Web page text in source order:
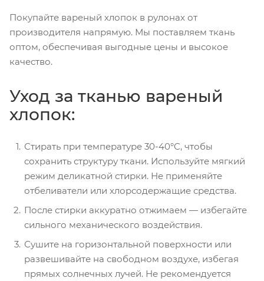
Покупайте вареный хлопок в рулонах от
производителя напрямую. Мы поставляем ткань
оптом, обеспечивая выгодные цены и высокое
качество.
Уход за тканью вареный
хлопок:
Стирать при температуре 30-40°C, чтобы
сохранить структуру ткани. Используйте мягкий
режим деликатной стирки. Не применяйте
отбеливатели или хлорсодержащие средства.
После стирки аккуратно отжимаем — избегайте
сильного механического воздействия.
Сушите на горизонтальной поверхности или
развешивайте на свободном воздухе, избегая
прямых солнечных лучей. Не рекомендуется